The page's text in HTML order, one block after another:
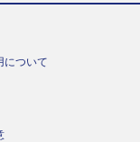
について